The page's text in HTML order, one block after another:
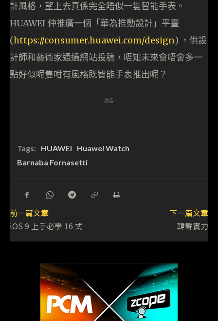
計風格，望上去真係完全唔似一隻智能手表。
HUAWEI 仲推廣一個「華為推動設計」平臺
(https://consumer.huawei.com/design) ，供設
計師和藝術家通過網站投稿，唔知未來會唔會多一
點好似呢隻咁有風格既智能手表推出呢？
- 廣告 -
Tags: HUAWEI
Huawei Watch
Barnaba Fornasetti
前一篇文章
iOS 9 上手必學 16 式
下一篇文章
韓聲實力